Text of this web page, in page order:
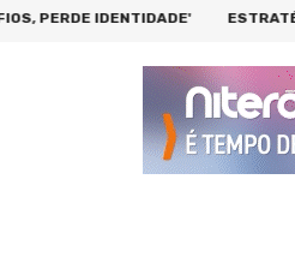
IDENTIDADE' ESTRATÉGIA